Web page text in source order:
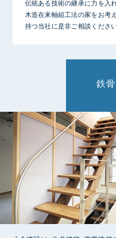
伝統ある技術の継承に力を入
木造在来軸組工法の家をお考
持つ当社に是非ご相談くださ
鉄